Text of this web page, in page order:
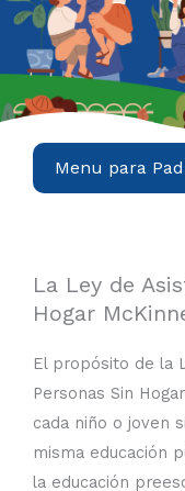
Menu para
La Ley de
Hogar
El propósito de la
Personas Sin
cada niño o joven
misma educación
la educación